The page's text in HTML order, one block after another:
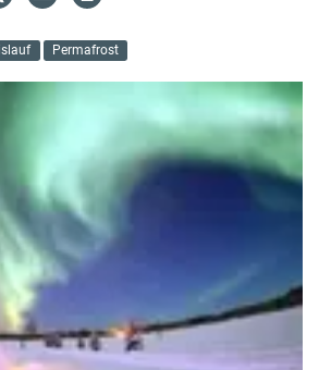
Permafrost